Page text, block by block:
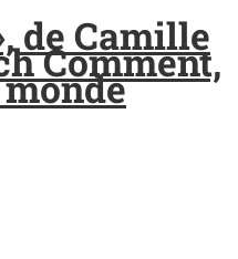
de Camille
Comment,